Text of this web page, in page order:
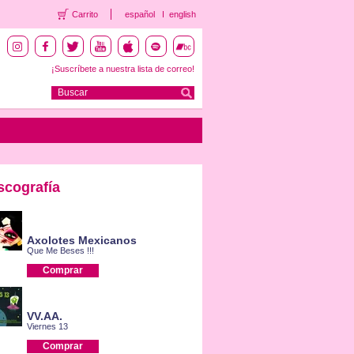
Carrito español english
¡Suscríbete a nuestra lista de correo!
Axolotes Mexicanos
Que Me Beses !!!
Comprar
VV.AA.
Viernes 13
Comprar